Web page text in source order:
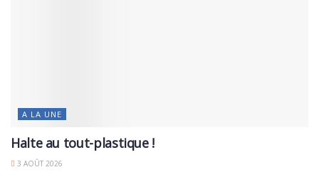
A LA UNE
Halte au tout-plastique !
3 AOÛT 2026